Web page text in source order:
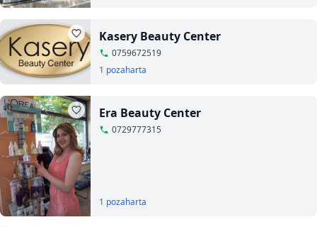
Kasery Beauty Center
0759672519
1 pozaharta
Era Beauty Center
0729777315
1 pozaharta